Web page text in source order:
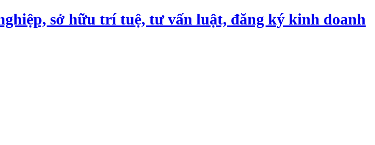
sở hữu trí tuệ, tư vấn luật, đăng ký kinh doanh